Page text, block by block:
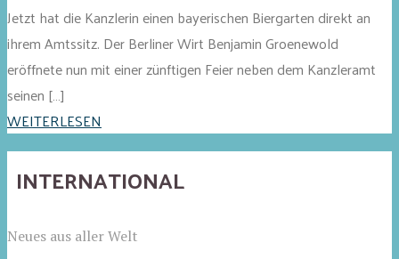
Jetzt hat die Kanzlerin einen bayerischen Biergarten direkt an
ihrem Amtssitz. Der Berliner Wirt Benjamin Groenewold
eröffnete nun mit einer zünftigen Feier neben dem Kanzleramt
seinen […]
WEITERLESEN
INTERNATIONAL
Neues aus aller Welt